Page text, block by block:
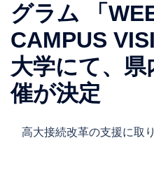
グラム 「
CAMPUS
⼤学にて、県
催が決定
⾼⼤接続改⾰の⽀援に取